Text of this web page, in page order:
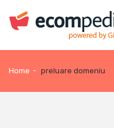
Home - preluare domeniu